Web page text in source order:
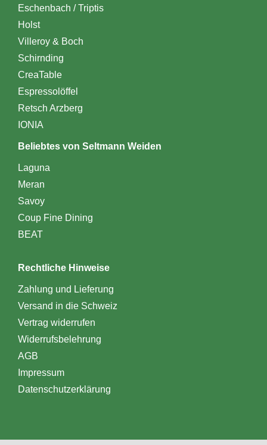
Eschenbach / Triptis
Holst
Villeroy & Boch
Schirnding
CreaTable
Espressolöffel
Retsch Arzberg
IONIA
Beliebtes von Seltmann Weiden
Laguna
Meran
Savoy
Coup Fine Dining
BEAT
Rechtliche Hinweise
Zahlung und Lieferung
Versand in die Schweiz
Vertrag widerrufen
Widerrufsbelehrung
AGB
Impressum
Datenschutzerklärung